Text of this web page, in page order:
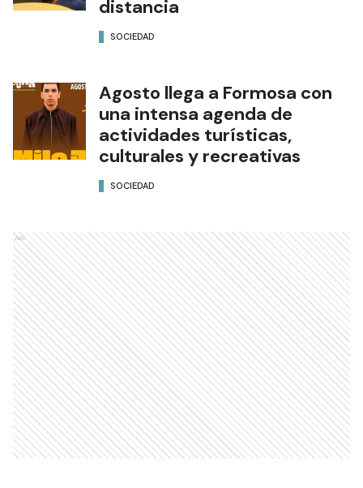
distancia
SOCIEDAD
Agosto llega a Formosa con
una intensa agenda de
actividades turísticas,
culturales y recreativas
SOCIEDAD
Ads